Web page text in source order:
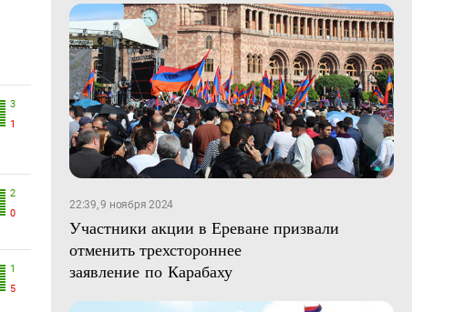
3
1
2
0
1
5
22:39, 9 ноября 2024
Участники акции в Ереване призвали
отменить трехстороннее
заявление по Карабаху